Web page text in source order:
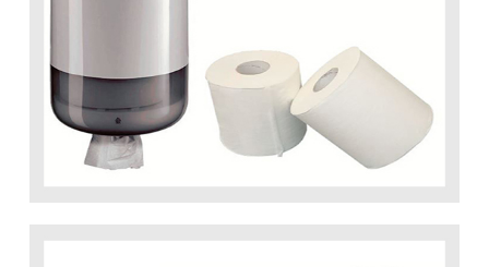
... weiter
Direkt Bestellen